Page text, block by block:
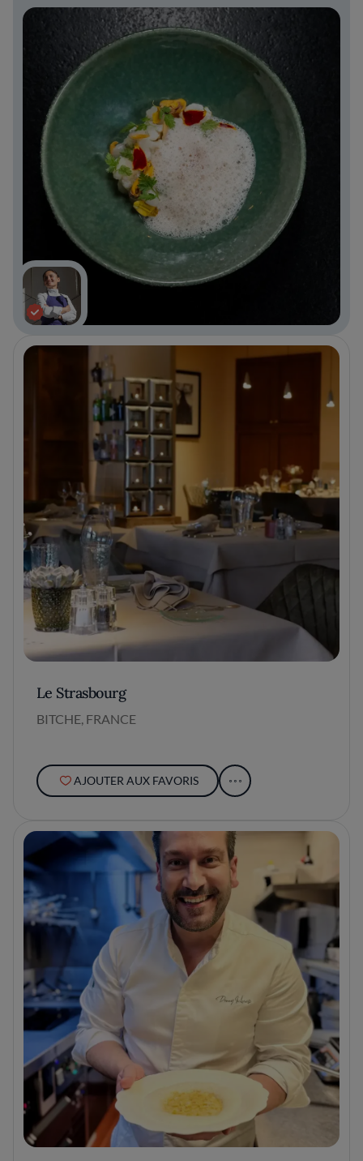
Le Strasbourg
BITCHE, FRANCE
AJOUTER AUX FAVORIS